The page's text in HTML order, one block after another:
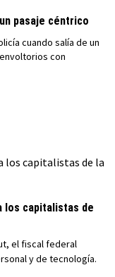
pasaje céntrico
cuando salía de un
con
los capitalistas de
el fiscal federal
y de tecnología.